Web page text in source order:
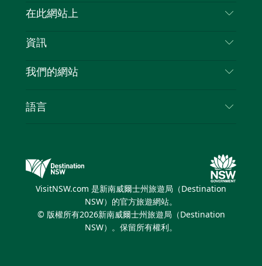
喳
聯絡我們
隱私
Cookie 通知
在此網站上
目的地
新南威爾士州公路旅行
活動
資訊
旅行資訊
新南威爾士州的商業
我們的網站
新南威爾士州旅遊局（Destination NSW）媒體中
繽紛雪梨燈光音樂節
語言
VisitNSW.com 是新南威爾士州旅遊局（Destination
NSW）的官方旅遊網站。
© 版權所有2026新南威爾士州旅遊局（Destination
NSW）。保留所有權利。